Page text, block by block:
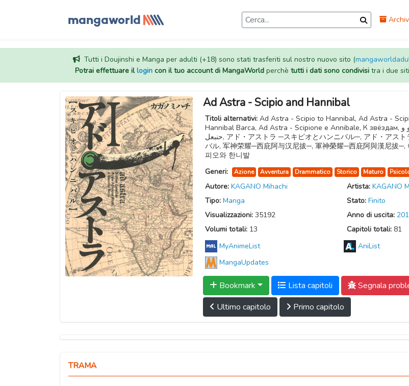
Tutti i Doujinshi e Manga per adulti (+18) sono stati trasferiti sul nostro nuovo sito (
Potrai effettuare illogincon il tuo account di MangaWorldperchè tutti i dati sono condivisitra i due
Ad Astra - Scipio and Hannibal
Titoli alternativi: Ad Astra - Scipio to Hannibal, Ad Astra -
Hannibal Barca, Ad Astra - Scipione e Annibale, К звёздам, إلى النجوم، سكيبيو و
حنبعل, アド・アストラ ─スキピオとハンニバル─, アド・アストラ スキピオとハンニ
バル, 军神荣耀─西庇阿与汉尼拔─, 軍神榮耀─西庇阿與漢尼拔─,
피오와 한니발
Generi:
Azione Avventura Drammatico Storico Maturo
Autore: KAGANO Mihachi Artista: KAGANO
Tipo: Manga Stato: Finito
Visualizzazioni: 35192 Anno di uscita:
Volumi totali: 13 Capitoli totali: 81
MyAnimeList
AniList
MangaUpdates
Bookmark Lista capitoli
Segnala
Ultimo capitolo
Primo capitolo
TRAMA